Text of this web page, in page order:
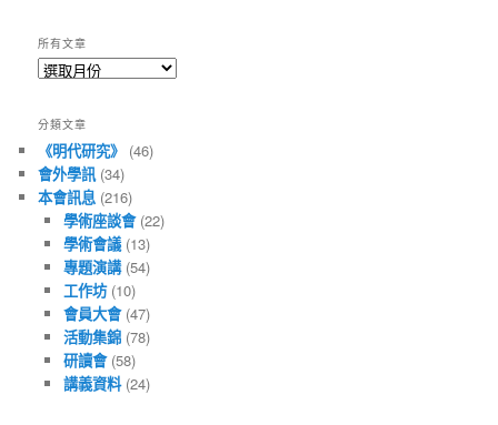
所有文章
所
章
分類文章
《明代研究》 (46)
會外學訊(34)
本會訊息 (216)
學術座談會(22)
學術會議(13)
專題演講(54)
工作坊(10)
會員大會(47)
活動集錦(78)
研讀會(58)
講義資料(24)